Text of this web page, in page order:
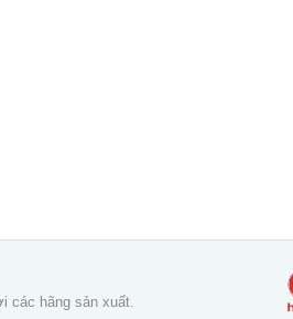
các hãng sản xuất.